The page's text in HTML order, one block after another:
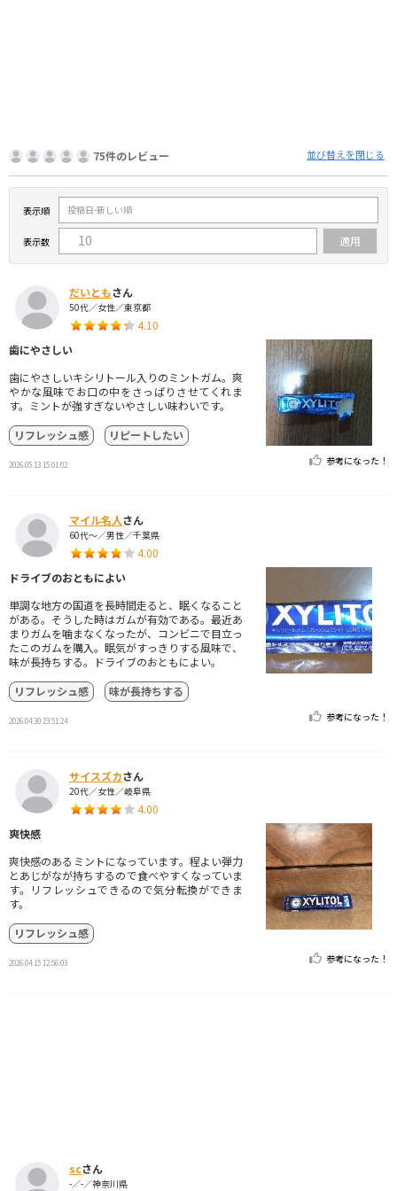
75件のレビュー 並び替えを閉じる
表示順
表示数
だいともさん
50代／女性／東京都
4.10
歯にやさしい
歯にやさしいキシリトール入りのミントガム。爽
やかな風味でお口の中をさっぱりさせてくれま
す。ミントが強すぎないやさしい味わいです。
リフレッシュ感
リピートしたい
2026.05.13 15:01:02 参考になった！
マイル名人さん
60代～／男性／千葉県
4.00
ドライブのおともによい
単調な地方の国道を長時間走ると、眠くなること
がある。そうした時はガムが有効である。最近あ
まりガムを噛まなくなったが、コンビニで目立っ
たこのガムを購入。眠気がすっきりする風味で、
味が長持ちする。ドライブのおともによい。
リフレッシュ感
味が長持ちする
2026.04.30 23:51:24 参考になった！
サイスズカさん
20代／女性／岐阜県
4.00
爽快感
爽快感のあるミントになっています。程よい弾力
とあじがなが持ちするので食べやすくなっていま
す。リフレッシュできるので気分転換ができま
す。
リフレッシュ感
2026.04.15 12:56:03 参考になった！
scさん
-／-／神奈川県